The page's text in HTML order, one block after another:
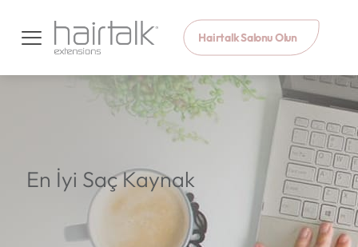
Hairtalk Salonu Olun
En İyi Saç Kaynak